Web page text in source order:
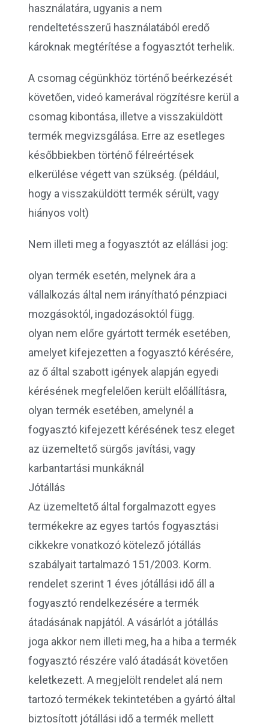
használatára, ugyanis a nem
rendeltetésszerű használatából eredő
károknak megtérítése a fogyasztót terhelik.
A csomag cégünkhöz történő beérkezését
követően, videó kamerával rögzítésre kerül a
csomag kibontása, illetve a visszaküldött
termék megvizsgálása. Erre az esetleges
későbbiekben történő félreértések
elkerülése végett van szükség. (például,
hogy a visszaküldött termék sérült, vagy
hiányos volt)
Nem illeti meg a fogyasztót az elállási jog:
olyan termék esetén, melynek ára a
vállalkozás által nem irányítható pénzpiaci
mozgásoktól, ingadozásoktól függ.
olyan nem előre gyártott termék esetében,
amelyet kifejezetten a fogyasztó kérésére,
az ő által szabott igények alapján egyedi
kérésének megfelelően került előállításra,
olyan termék esetében, amelynél a
fogyasztó kifejezett kérésének tesz eleget
az üzemeltető sürgős javítási, vagy
karbantartási munkáknál
Jótállás
Az üzemeltető által forgalmazott egyes
termékekre az egyes tartós fogyasztási
cikkekre vonatkozó kötelező jótállás
szabályait tartalmazó 151/2003. Korm.
rendelet szerint 1 éves jótállási idő áll a
fogyasztó rendelkezésére a termék
átadásának napjától. A vásárlót a jótállás
joga akkor nem illeti meg, ha a hiba a termék
fogyasztó részére való átadását követően
keletkezett. A megjelölt rendelet alá nem
tartozó termékek tekintetében a gyártó által
biztosított jótállási idő a termék mellett